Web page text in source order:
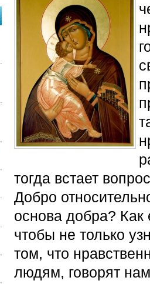
тогда встает
Добро
основа добра? Как
чтобы не только
том, что
людям, говорят